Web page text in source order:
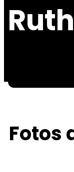
Fotos